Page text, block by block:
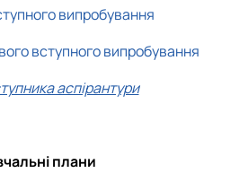
випробування
вступного випробування
аспірантури
плани